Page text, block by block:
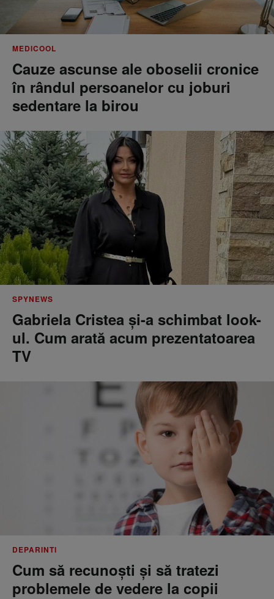
MEDICOOL
Cauze ascunse ale oboselii cronice
în rândul persoanelor cu joburi
sedentare la birou
SPYNEWS
Gabriela Cristea și-a schimbat look-
ul. Cum arată acum prezentatoarea
TV
DEPARINTI
Cum să recunoști și să tratezi
problemele de vedere la copii